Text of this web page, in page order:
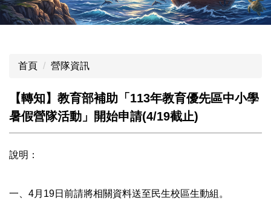
首頁 營隊資訊
【轉知】教育部補助「113年教育優先區中小學
暑假營隊活動」開始申請(4/19截止)
說明：
一、4月19日前請將相關資料送至民生校區生動組。